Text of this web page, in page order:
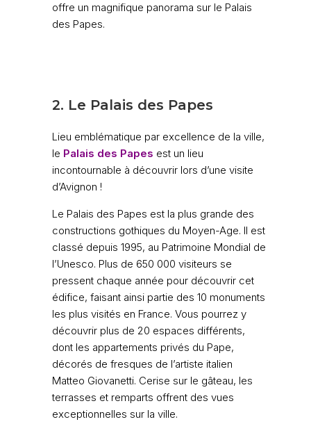
offre un magnifique panorama sur le Palais
des Papes.
2. Le Palais des Papes
Lieu emblématique par excellence de la ville,
le Palais des Papes est un lieu
incontournable à découvrir lors d’une visite
d’Avignon !
Le Palais des Papes est la plus grande des
constructions gothiques du Moyen-Age. Il est
classé depuis 1995, au Patrimoine Mondial de
l’Unesco. Plus de 650 000 visiteurs se
pressent chaque année pour découvrir cet
édifice, faisant ainsi partie des 10 monuments
les plus visités en France. Vous pourrez y
découvrir plus de 20 espaces différents,
dont les appartements privés du Pape,
décorés de fresques de l’artiste italien
Matteo Giovanetti. Cerise sur le gâteau, les
terrasses et remparts offrent des vues
exceptionnelles sur la ville.